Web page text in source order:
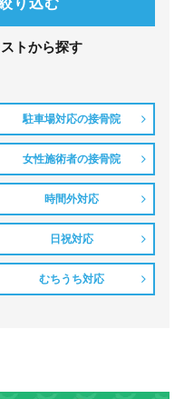
トから探す
駐車場対応の接骨院
女性施術者の接骨院
時間外対応
日祝対応
むちうち対応